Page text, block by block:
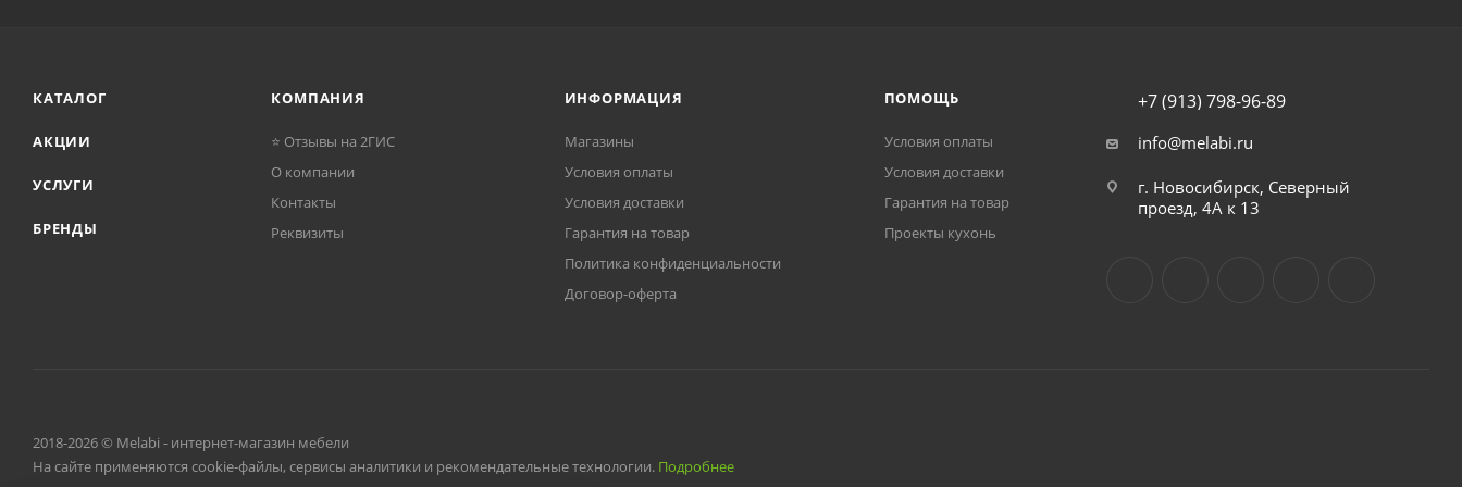
КАТАЛОГ
АКЦИИ
УСЛУГИ
БРЕНДЫ
КОМПАНИЯ
⭐ Отзывы на 2ГИС
О компании
Контакты
Реквизиты
ИНФОРМАЦИЯ
Магазины
Условия оплаты
Условия доставки
Гарантия на товар
Политика конфиденциальности
Договор-оферта
ПОМОЩЬ
Условия оплаты
Условия доставки
Гарантия на товар
Проекты кухонь
+7 (913) 798-96-89
info@melabi.ru
г. Новосибирск, Северный
проезд, 4А к 13
2018-2026 © Melabi - интернет-магазин мебели
На сайте применяются cookie-файлы, сервисы аналитики и рекомендательные технологии. Подробнее